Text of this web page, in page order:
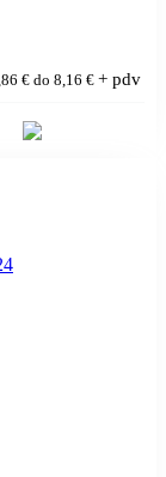
€ do 8,16 € + pdv